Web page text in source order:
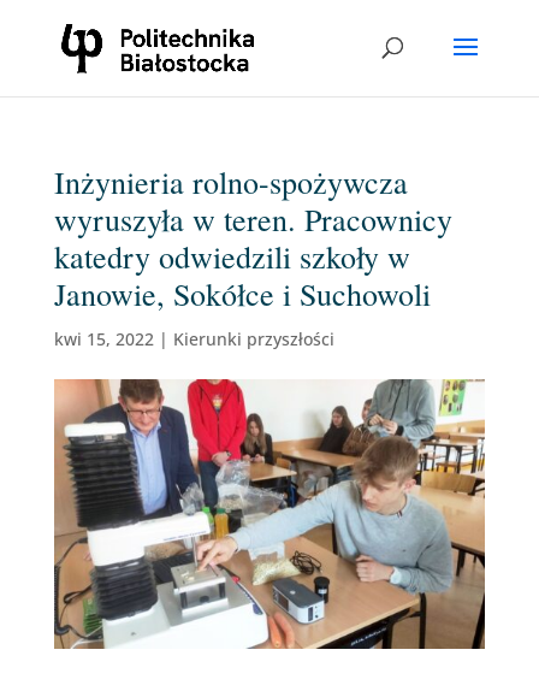
Inżynieria rolno-spożywcza
wyruszyła w teren. Pracownicy
katedry odwiedzili szkoły w
Janowie, Sokółce i Suchowoli
kwi 15, 2022| Kierunki przyszłości